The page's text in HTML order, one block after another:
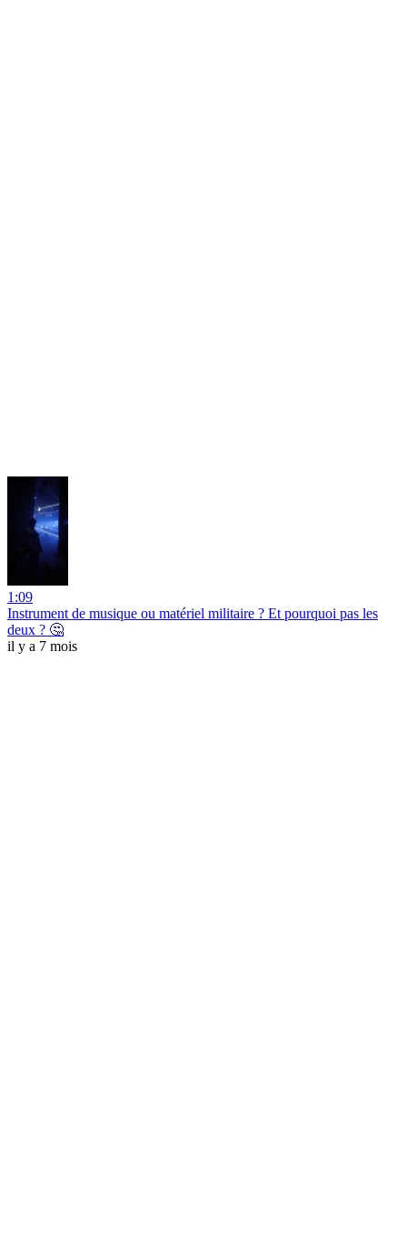
1:09
Instrument de musique ou matériel militaire ? Et pourquoi pas les
deux ? 🤔
il y a 7 mois